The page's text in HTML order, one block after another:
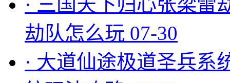
劫队怎么玩 07-30
· 大道仙途极道圣兵系